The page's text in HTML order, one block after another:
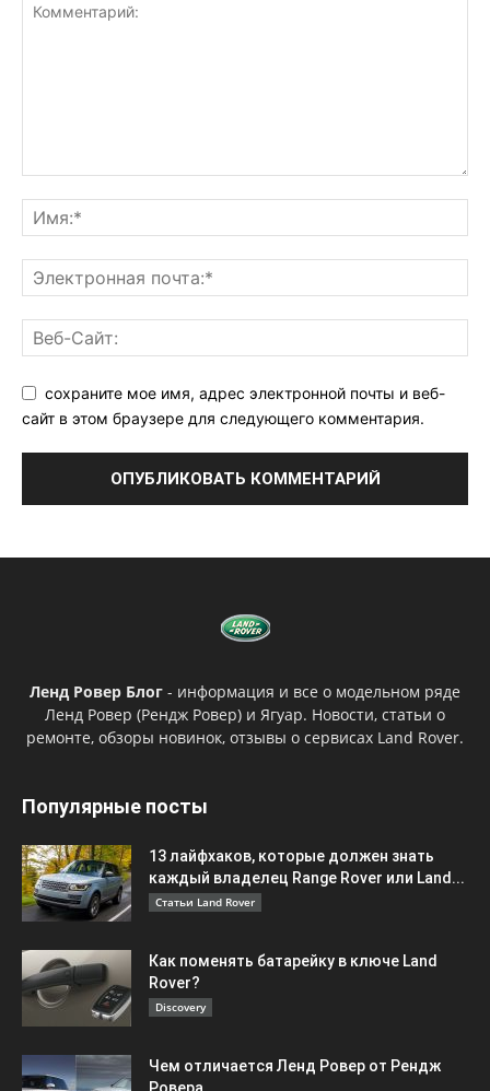
сохраните мое имя, адрес электронной почты и веб-
сайт в этом браузере для следующего комментария.
Ленд Ровер Блог - информация и все о модельном ряде
Ленд Ровер (Рендж Ровер) и Ягуар. Новости, статьи о
ремонте, обзоры новинок, отзывы о сервисах Land Rover.
Популярные посты
13 лайфхаков, которые должен знать
каждый владелец Range Rover или Land...
Статьи Land Rover
Как поменять батарейку в ключе Land
Rover?
Discovery
Чем отличается Ленд Ровер от Рендж
Ровера